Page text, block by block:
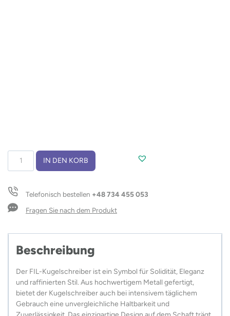
Kugelschreiber
IN DEN KORB
Telefonisch bestellen +48 734 455 053
Fragen Sie nach dem Produkt
Beschreibung
Der FIL-Kugelschreiber ist ein Symbol für Solidität, Eleganz
und raffinierten Stil. Aus hochwertigem Metall gefertigt,
bietet der Kugelschreiber auch bei intensivem täglichem
Gebrauch eine unvergleichliche Haltbarkeit und